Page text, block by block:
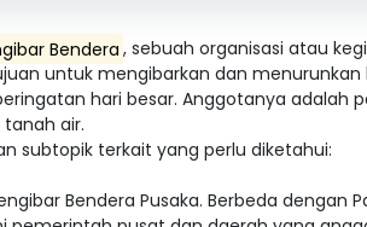
Bendera , sebuah organisasi atau
untuk mengibarkan dan
hari besar. Anggotanya adalah
air.
subtopik terkait yang perlu diketahui:
Bendera Pusaka. Berbeda dengan